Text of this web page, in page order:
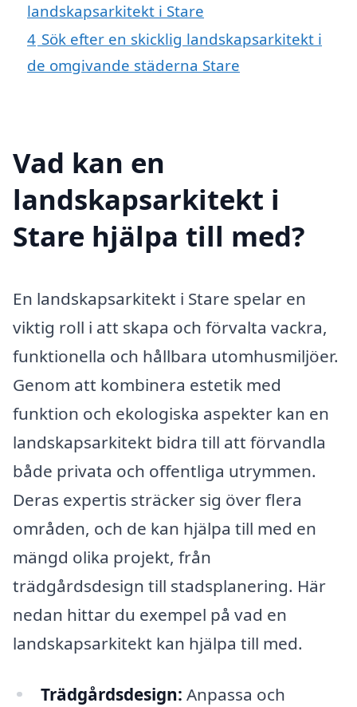
landskapsarkitekt i Stare
4 Sök efter en skicklig landskapsarkitekt i
de omgivande städerna Stare
Vad kan en
landskapsarkitekt i
Stare hjälpa till med?
En landskapsarkitekt i Stare spelar en
viktig roll i att skapa och förvalta vackra,
funktionella och hållbara utomhusmiljöer.
Genom att kombinera estetik med
funktion och ekologiska aspekter kan en
landskapsarkitekt bidra till att förvandla
både privata och offentliga utrymmen.
Deras expertis sträcker sig över flera
områden, och de kan hjälpa till med en
mängd olika projekt, från
trädgårdsdesign till stadsplanering. Här
nedan hittar du exempel på vad en
landskapsarkitekt kan hjälpa till med.
Trädgårdsdesign: Anpassa och